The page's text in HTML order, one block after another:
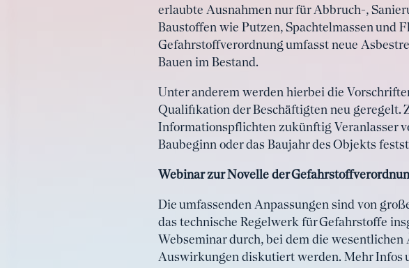
erlaubte Ausnahmen nur für Abbruch-,
Baustoffen wie Putzen, Spachtelmassen und
Gefahrstoffverordnung umfasst neue
Bauen im Bestand.
Unter anderem werden hierbei die
Qualifikation der Beschäftigten neu geregelt.
Informationspflichten zukünftig Veranlasser
Baubeginn oder das Baujahr des Objekts
Webinar zur Novelle der
Die umfassenden Anpassungen sind von
das technische Regelwerk für Gefahrstoffe
Webseminar durch, bei dem die
Auswirkungen diskutiert werden. Mehr Infos